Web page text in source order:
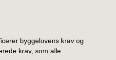
byggelovens krav og
krav, som alle